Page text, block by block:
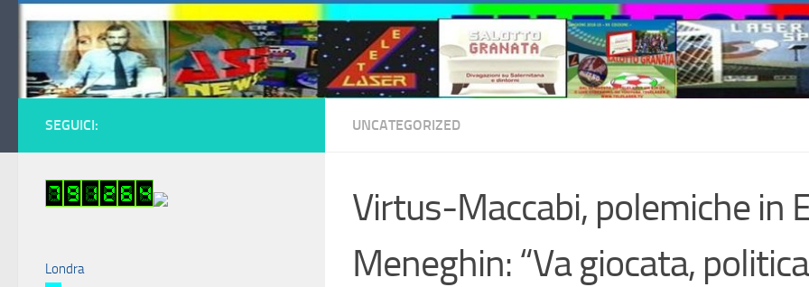
Salta al contenuto
UNCATEGORIZED
Virtus-Maccabi, polemiche in
Meneghin: “Va giocata,
SEGUICI:
Londra